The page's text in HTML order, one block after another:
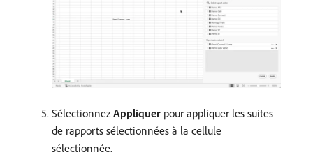
Sélectionnez Appliquer pour appliquer les suites
de rapports sélectionnées à la cellule
sélectionnée.